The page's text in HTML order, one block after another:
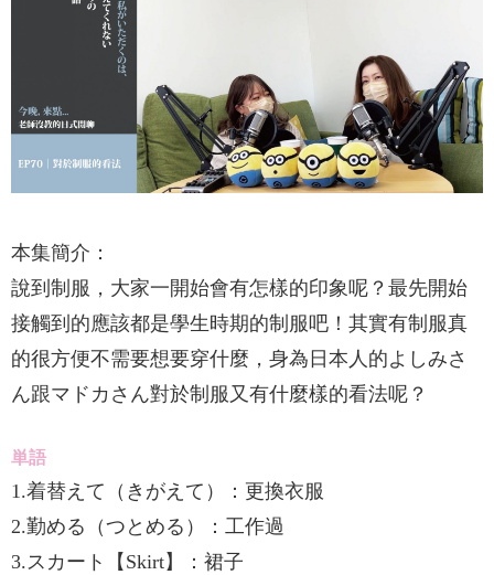
本集簡介：
說到制服，大家一開始會有怎樣的印象呢？最先開始
接觸到的應該都是學生時期的制服吧！其實有制服真
的很方便不需要想要穿什麼，身為日本人的よしみさ
ん跟マドカさん對於制服又有什麼樣的看法呢？
単語
1.着替えて（きがえて）：更換衣服
2.勤める（つとめる）：工作過
3.スカート【Skirt】：裙子